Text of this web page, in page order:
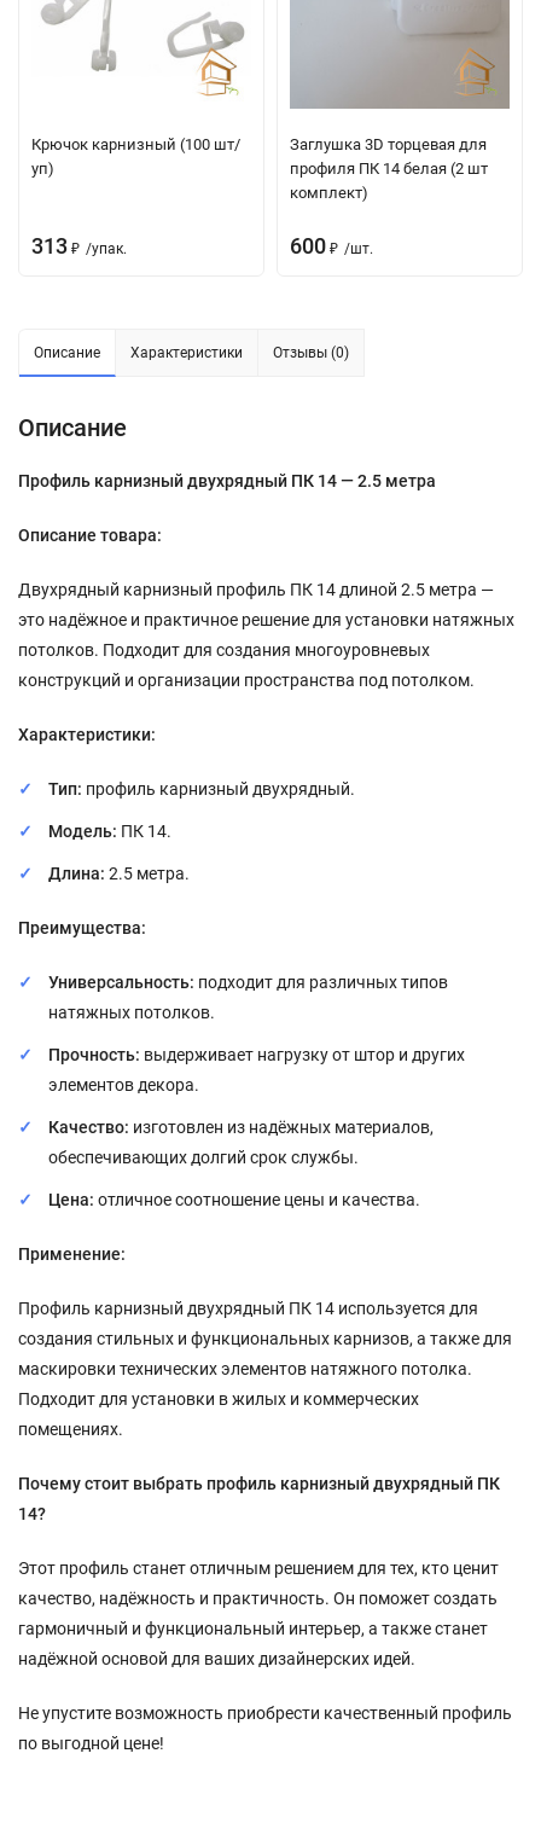
Крючок карнизный (100 шт/
уп)
313 ₽ /упак.
Заглушка 3D торцевая для
профиля ПК 14 белая (2 шт
комплект)
600 ₽ /шт.
Описание Характеристики Отзывы (0)
Описание
Профиль карнизный двухрядный ПК 14 — 2.5 метра
Описание товара:
Двухрядный карнизный профиль ПК 14 длиной 2.5 метра —
это надёжное и практичное решение для установки натяжных
потолков. Подходит для создания многоуровневых
конструкций и организации пространства под потолком.
Характеристики:
Тип: профиль карнизный двухрядный.
Модель: ПК 14.
Длина: 2.5 метра.
Преимущества:
Универсальность: подходит для различных типов
натяжных потолков.
Прочность: выдерживает нагрузку от штор и других
элементов декора.
Качество: изготовлен из надёжных материалов,
обеспечивающих долгий срок службы.
Цена: отличное соотношение цены и качества.
Применение:
Профиль карнизный двухрядный ПК 14 используется для
создания стильных и функциональных карнизов, а также для
маскировки технических элементов натяжного потолка.
Подходит для установки в жилых и коммерческих
помещениях.
Почему стоит выбрать профиль карнизный двухрядный ПК
14?
Этот профиль станет отличным решением для тех, кто ценит
качество, надёжность и практичность. Он поможет создать
гармоничный и функциональный интерьер, а также станет
надёжной основой для ваших дизайнерских идей.
Не упустите возможность приобрести качественный профиль
по выгодной цене!